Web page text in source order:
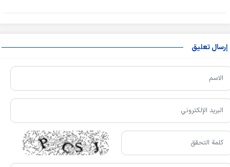
إرسال تعليق